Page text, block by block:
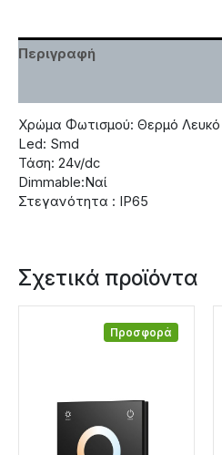
Περιγραφή
Χρώμα Φωτισμού: Θερμό Λευκό
Led: Smd
Τάση: 24v/dc
Dimmable:Ναί
Στεγανότητα : IP65
Σχετικά προϊόντα
Προσφορά